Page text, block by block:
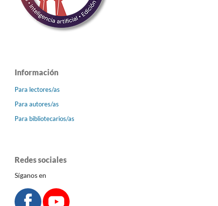
Información
Para lectores/as
Para autores/as
Para bibliotecarios/as
Redes sociales
Síganos en